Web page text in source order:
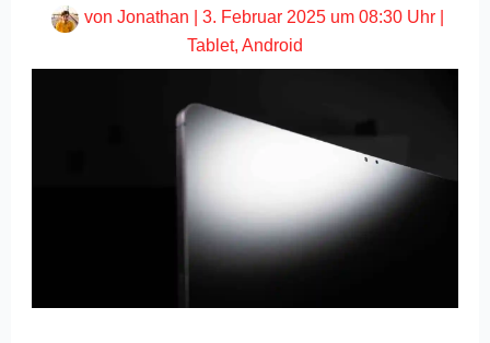
von Jonathan 3. Februar 2025 um 08:30 Uhr
Tablet, Android